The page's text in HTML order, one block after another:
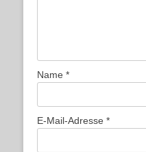
Name *
E-Mail-Adresse *